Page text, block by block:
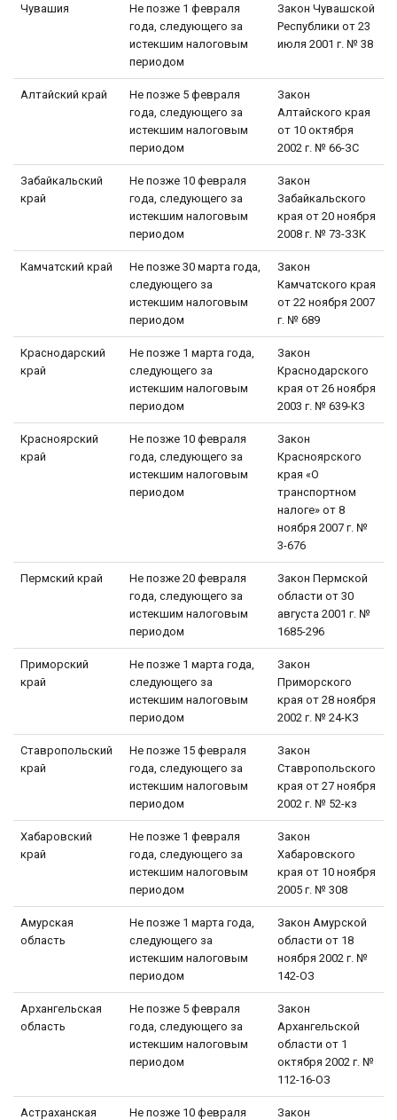
Чувашия
Не позже 1 февраля
года, следующего за
истекшим налоговым
периодом
Закон Чувашской
Республики от 23
июля 2001 г. № 38
Алтайский край
Не позже 5 февраля
года, следующего за
истекшим налоговым
периодом
Закон
Алтайского края
от 10 октября
2002 г. № 66-ЗС
Забайкальский
край
Не позже 10 февраля
года, следующего за
истекшим налоговым
периодом
Закон
Забайкальского
края от 20 ноября
2008 г. № 73-ЗЗК
Камчатский край
Не позже 30 марта года,
следующего за
истекшим налоговым
периодом
Закон
Камчатского края
от 22 ноября 2007
г. № 689
Краснодарский
край
Не позже 1 марта года,
следующего за
истекшим налоговым
периодом
Закон
Краснодарского
края от 26 ноября
2003 г. № 639-КЗ
Красноярский
край
Не позже 10 февраля
года, следующего за
истекшим налоговым
периодом
Закон
Красноярского
края «О
транспортном
налоге» от 8
ноября 2007 г. №
3-676
Пермский край
Не позже 20 февраля
года, следующего за
истекшим налоговым
периодом
Закон Пермской
области от 30
августа 2001 г. №
1685-296
Приморский
край
Не позже 1 марта года,
следующего за
истекшим налоговым
периодом
Закон
Приморского
края от 28 ноября
2002 г. № 24-КЗ
Ставропольский
край
Не позже 15 февраля
года, следующего за
истекшим налоговым
периодом
Закон
Ставропольского
края от 27 ноября
2002 г. № 52-кз
Хабаровский
край
Не позже 1 февраля
года, следующего за
истекшим налоговым
периодом
Закон
Хабаровского
края от 10 ноября
2005 г. № 308
Амурская
область
Не позже 1 марта года,
следующего за
истекшим налоговым
периодом
Закон Амурской
области от 18
ноября 2002 г. №
142-ОЗ
Архангельская
область
Не позже 5 февраля
года, следующего за
истекшим налоговым
периодом
Закон
Архангельской
области от 1
октября 2002 г. №
112-16-ОЗ
Астраханская
Не позже 10 февраля
Закон